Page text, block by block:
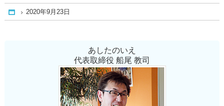
Home
2020年9月23日
あしたのいえ
代表取締役 船尾 教司